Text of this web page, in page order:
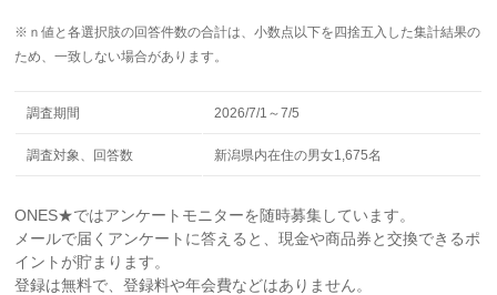
※ｎ値と各選択肢の回答件数の合計は、小数点以下を四捨五入した集計結果の
ため、一致しない場合があります。
調査期間 2026/7/1～7/5
調査対象、回答数 新潟県内在住の男女1,675名
ONES★ではアンケートモニターを随時募集しています。
メールで届くアンケートに答えると、現金や商品券と交換できるポ
イントが貯まります。
登録は無料で、登録料や年会費などはありません。